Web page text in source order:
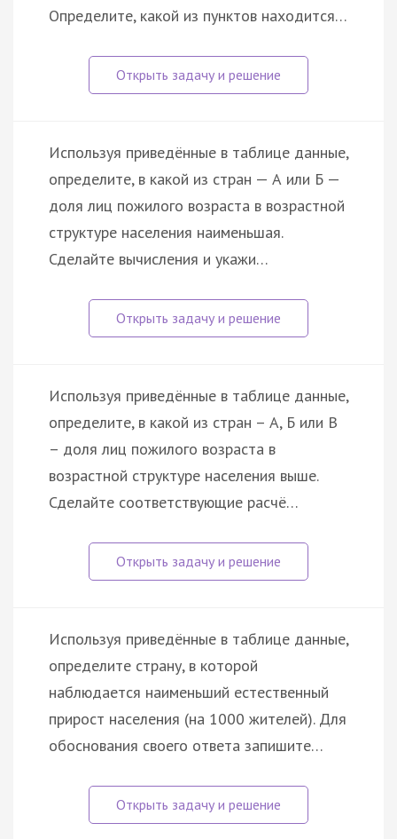
Определите, какой из пунктов находится…
Используя приведённые в таблице данные,
определите, в какой из стран — А или Б —
доля лиц пожилого возраста в возрастной
структуре населения наименьшая.
Сделайте вычисления и укажи…
Используя приведённые в таблице данные,
определите, в какой из стран – А, Б или В
– доля лиц пожилого возраста в
возрастной структуре населения выше.
Сделайте соответствующие расчё…
Используя приведённые в таблице данные,
определите страну, в которой
наблюдается наименьший естественный
прирост населения (на 1000 жителей). Для
обоснования своего ответа запишите…